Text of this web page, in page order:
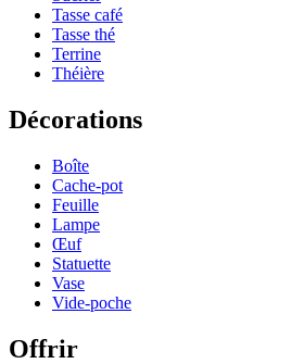
Tasse café
Tasse thé
Terrine
Théière
Décorations
Boîte
Cache-pot
Feuille
Lampe
Œuf
Statuette
Vase
Vide-poche
Offrir